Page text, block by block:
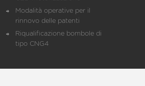
Modalità operative per il
rinnovo delle patenti
Riqualificazione bombole di
tipo CNG4